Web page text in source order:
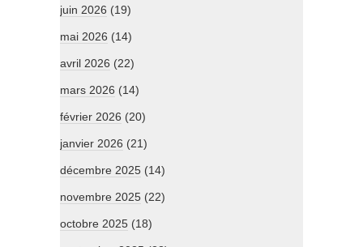
juin 2026 (19)
mai 2026 (14)
avril 2026 (22)
mars 2026 (14)
février 2026 (20)
janvier 2026 (21)
décembre 2025 (14)
novembre 2025 (22)
octobre 2025 (18)